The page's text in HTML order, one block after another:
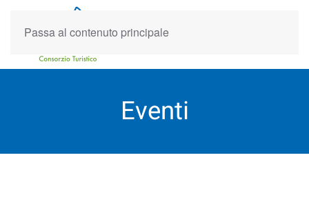
Passa al contenuto principale
Eventi